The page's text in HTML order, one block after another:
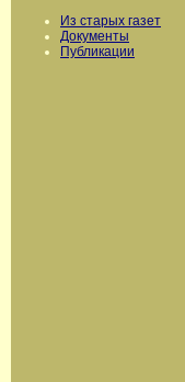
Из старых газет
Документы
Публикации